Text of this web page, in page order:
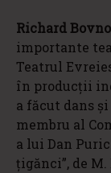
Richard
importante
Teatrul
în producții
a făcut dans
membru al
a lui Dan
țigănci”, de